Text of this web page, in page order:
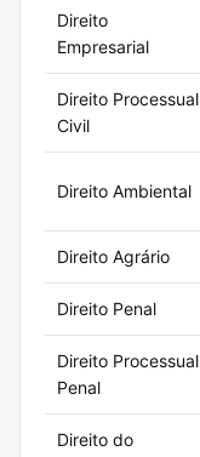
Direito
Empresarial
Direito Processual
Civil
Direito Ambiental
Direito Agrário
Direito Penal
Direito Processual
Penal
Direito do